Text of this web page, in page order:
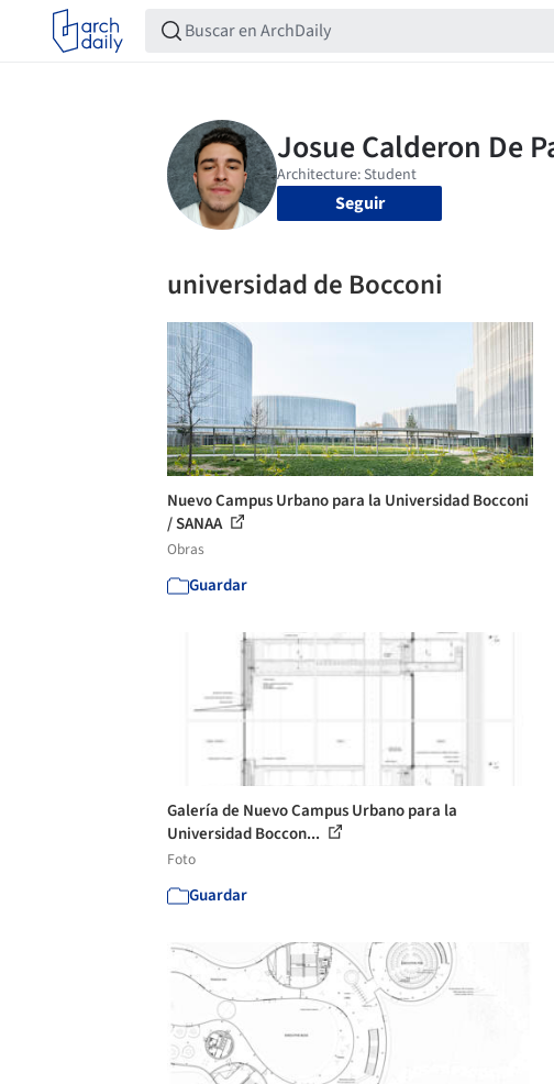
Seguir
universidad de Bocconi
Nuevo Campus Urbano para la Universidad Bocconi
/ SANAA
Obras
Guardar
Galería de Nuevo Campus Urbano para la
Universidad Boccon...
Foto
Guardar